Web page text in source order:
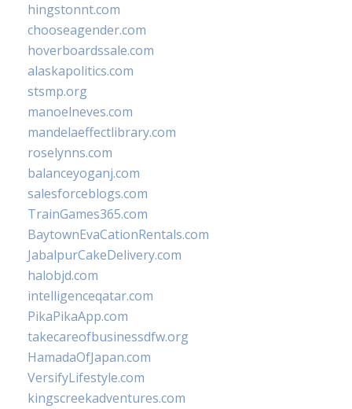
hingstonnt.com
chooseagender.com
hoverboardssale.com
alaskapolitics.com
stsmp.org
manoelneves.com
mandelaeffectlibrary.com
roselynns.com
balanceyoganj.com
salesforceblogs.com
TrainGames365.com
BaytownEvaCationRentals.com
JabalpurCakeDelivery.com
halobjd.com
intelligenceqatar.com
PikaPikaApp.com
takecareofbusinessdfw.org
HamadaOfJapan.com
VersifyLifestyle.com
kingscreekadventures.com